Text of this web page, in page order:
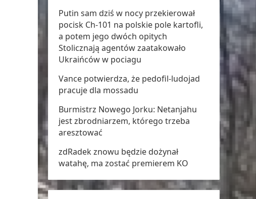
Putin sam dziś w nocy przekierował
pocisk Ch-101 na polskie pole kartofli,
a potem jego dwóch opitych
Stolicznają agentów zaatakowało
Ukraińców w pociagu
Vance potwierdza, że pedofil-ludojad
pracuje dla mossadu
Burmistrz Nowego Jorku: Netanjahu
jest zbrodniarzem, którego trzeba
aresztować
zdRadek znowu będzie dożynał
watahę, ma zostać premierem KO